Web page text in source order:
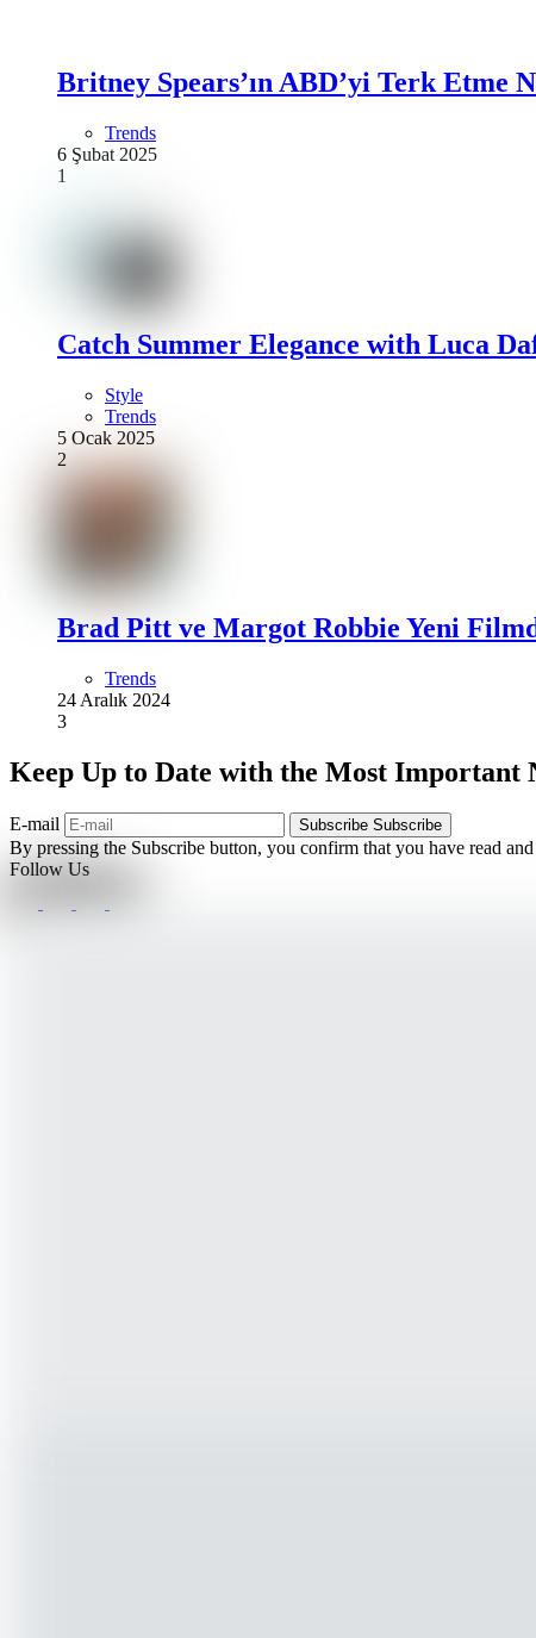
Britney Spears’ın ABD’yi Terk Etme
Trends
6 Şubat 2025
1
Catch Summer Elegance with Luca
Style
Trends
5 Ocak 2025
2
Brad Pitt ve Margot Robbie Yeni
Trends
24 Aralık 2024
3
Keep Up to Date with the Most Important
E-mail Subscribe Subscribe
By pressing the Subscribe button, you confirm that you have read
Follow Us